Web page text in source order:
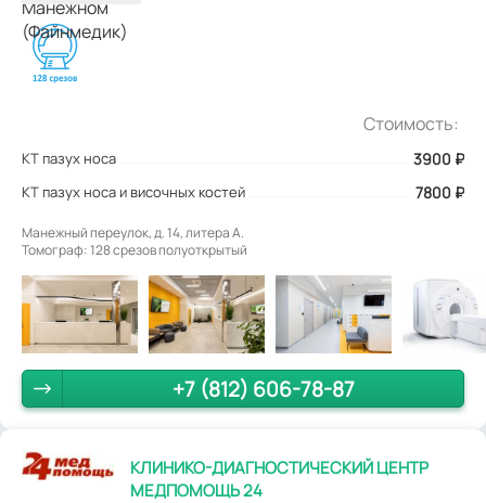
Стоимость:
КТ пазух носа 3900 ₽
КТ пазух носа и височных костей 7800 ₽
Манежный переулок, д. 14, литера А.
Томограф: 128 срезов полуоткрытый
+7 (812) 606-78-87
КЛИНИКО-ДИАГНОСТИЧЕСКИЙ ЦЕНТР
МЕДПОМОЩЬ 24